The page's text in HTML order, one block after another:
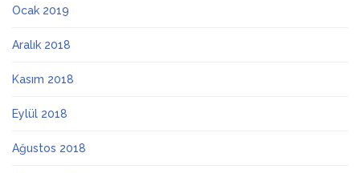
Ocak 2019
Aralık 2018
Kasım 2018
Eylül 2018
Ağustos 2018